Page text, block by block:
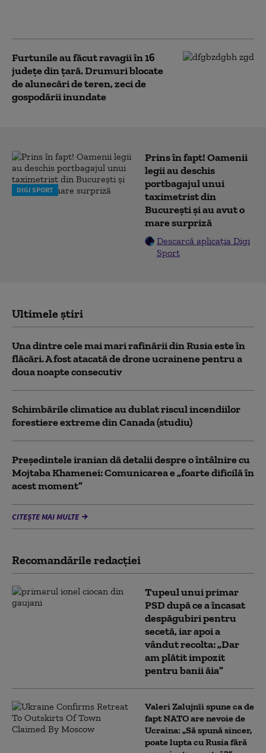
Furtunile au făcut ravagii în 16
județe din țară. Drumuri blocate
de alunecări de teren, zeci de
gospodării inundate
DIGI SPORT
Prins în fapt! Oamenii
legii au deschis
portbagajul unui
taximetrist din
București și au avut o
mare surpriză
Descarcă aplicația Digi
Sport
Ultimele știri
Una dintre cele mai mari rafinării din Rusia este în
flăcări. A fost atacată de drone ucrainene pentru a
doua noapte consecutiv
Schimbările climatice au dublat riscul incendiilor
forestiere extreme din Canada (studiu)
Preşedintele iranian dă detalii despre o întâlnire cu
Mojtaba Khamenei: Comunicarea e „foarte dificilă în
acest moment”
CITEȘTE MAI MULTE
Recomandările redacţiei
Tupeul unui primar
PSD după ce a încasat
despăgubiri pentru
secetă, iar apoi a
vândut recolta: „Dar
am plătit impozit
pentru banii ăia”
Valeri Zalujnîi spune ca de
fapt NATO are nevoie de
Ucraina: „Să spună sincer,
poate lupta cu Rusia fără